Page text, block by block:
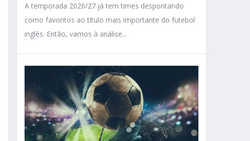
A temporada 2026/27 já tem times despontando
como favoritos ao título mais importante do futebol
inglês. Então, vamos à análise...